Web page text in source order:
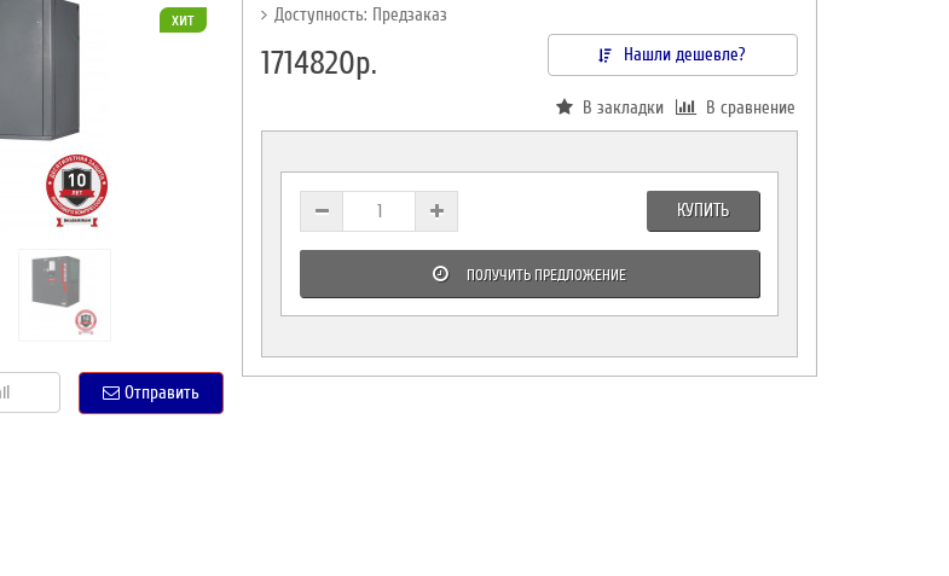
хит
Отправить
Доступность: Предзаказ
1714820р. Нашли дешевле?
В закладки В сравнение
КУПИТЬ
ПОЛУЧИТЬ ПРЕДЛОЖЕНИЕ